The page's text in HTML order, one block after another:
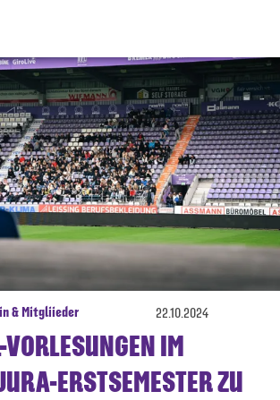
& Mitgliieder 22.10.2024
IM S
ERSTSEMESTER ZU B